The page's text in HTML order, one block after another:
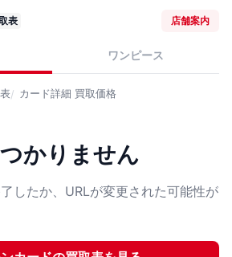
表 店舗案内
ワンピース
カード詳細 買取価格
かりません
したか、URLが変更された可能性が